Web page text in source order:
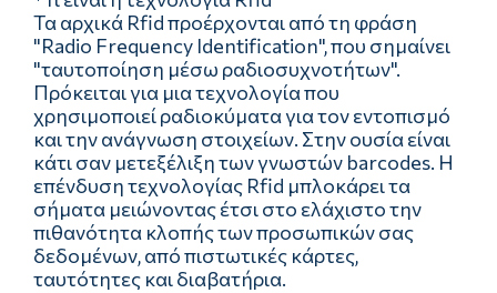
Τα αρχικά Rfid προέρχονται από τη φράση
"Radio Frequency Identification", που σημαίνει
"ταυτοποίηση μέσω ραδιοσυχνοτήτων".
Πρόκειται για μια τεχνολογία που
χρησιμοποιεί ραδιοκύματα για τον εντοπισμό
και την ανάγνωση στοιχείων. Στην ουσία είναι
κάτι σαν μετεξέλιξη των γνωστών barcodes. Η
επένδυση τεχνολογίας Rfid μπλοκάρει τα
σήματα μειώνοντας έτσι στο ελάχιστο την
πιθανότητα κλοπής των προσωπικών σας
δεδομένων, από πιστωτικές κάρτες,
ταυτότητες και διαβατήρια.